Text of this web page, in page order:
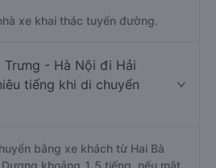
xe khai thác tuyến đường.
Trưng - Hà Nội đi Hải
tiếng khi di chuyển
bằng xe khách từ Hai Bà
khoảng 1.5 tiếng, nếu mật